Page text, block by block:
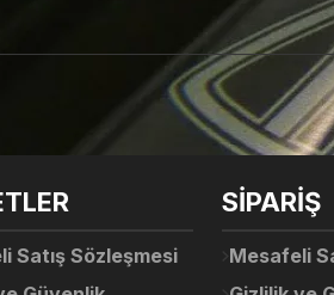
Bu ürüne ilk yorumu siz yapın!
Yorum Yaz
hakkında henüz soru sorulmamış.
noktaları öneri formunu kullanarak
Sitemize ilk yorumu siz yapın!
Deneyimini Paylaş
Satış Sözleşmesi
SİPARİŞ
Mesafeli